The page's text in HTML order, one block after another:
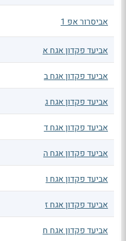
אביסרור אפ 1
אביעד פקדון אגח א
אביעד פקדון אגח ב
אביעד פקדון אגח ג
אביעד פקדון אגח ד
אביעד פקדון אגח ה
אביעד פקדון אגח ו
אביעד פקדון אגח ז
אביעד פקדון אגח ח